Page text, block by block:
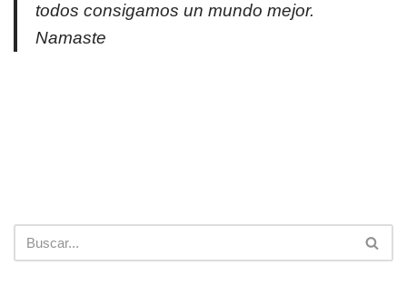
todos consigamos un mundo mejor.
Namaste